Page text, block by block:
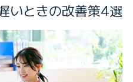
いときの改善策4選